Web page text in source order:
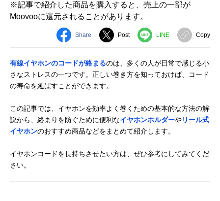
※記事で紹介した商品を購入すると、売上の一部が
Moovooに還元されることがあります。
Share Post LINE Copy
有線イヤホンのコードが絡まるのは、多くの人が日常で感じる小
さなストレスの一つです。正しい巻き方を知っておけば、コード
の寿命を延ばすことができます。
この記事では、イヤホンを効率よく巻くための基本的な方法の解
説から、絡まりを防ぐために便利なイヤホンホルダーやリール式
イヤホンのおすすめ商品などをまとめて紹介します。
イヤホンコードを長持ちさせたい方は、ぜひ参考にしてみてくだ
さい。